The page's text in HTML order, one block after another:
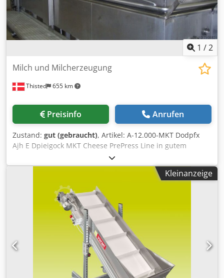
1 /2
Thisted 655 km
Milch und Milcherzeugung
Preisinfo Anrufen
Zustand: gut (gebraucht), Artikel: A-12.000-MKT Dodpfx
Ajh E Dpieigock MKT Cheese PrePress Line in gutem
Zustand, Kapazität 12.000 L Bitte kontaktieren Sie uns für
weitere Informationen.
Kleinanzeige